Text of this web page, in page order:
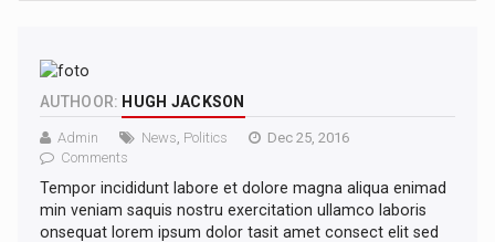
AUTHOOR: HUGH JACKSON
Admin News Politics
Dec 25, 2016
Comments
Tempor incididunt labore et dolore magna aliqua enimad
min veniam saquis nostru exercitation ullamco laboris
onsequat lorem ipsum dolor tasit amet consect elit sed